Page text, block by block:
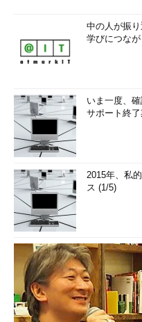
シフトJISの場合には
SQLの記述をなくすた
セージ（データベース
止
バインドメカニズムの
WAF（Web
出・防御（もしくは、
IDS（Intrusion
Prevention System）
データベースの対策
アカウント分離と権限
管理者アカウントなど
中の人が振
学びにつな
いま一度、
サポート終
2015年、私
ス (1/5)